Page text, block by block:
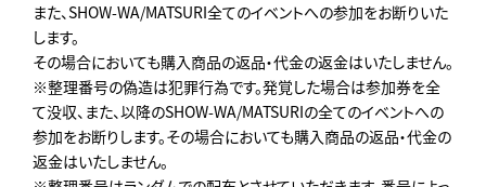
また、SHOW-WA/MATSURI全てのイベントへの参加をお断りいた
します。
その場合においても購入商品の返品・代金の返金はいたしません。
※整理番号の偽造は犯罪行為です。発覚した場合は参加券を全
て没収、また、以降のSHOW-WA/MATSURIの全てのイベントへの
参加をお断りします。その場合においても購入商品の返品・代金の
返金はいたしません。